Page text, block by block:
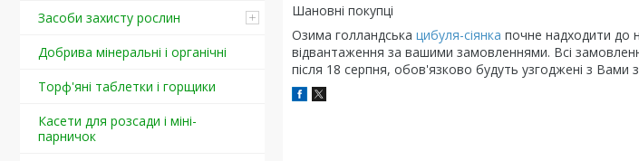
Засоби захисту рослин
Добрива мінеральні і органічні
Торф'яні таблетки і горщики
Касети для розсади і міні-
парничок
Шановні покупці
Озима голландська цибуля-сіянка почне надходити до
відвантаження за вашими замовленнями. Всі
після 18 серпня, обов'язково будуть узгоджені з Вами